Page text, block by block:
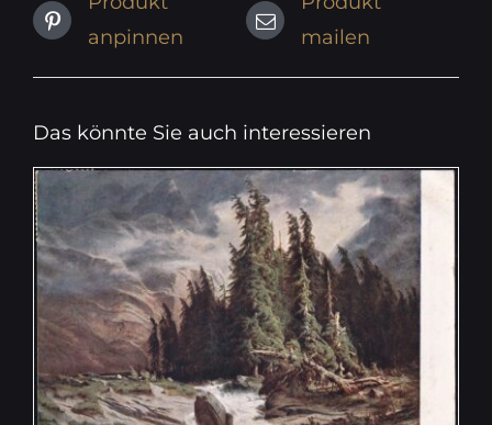
anpinnen
mailen
Das könnte Sie auch interessieren